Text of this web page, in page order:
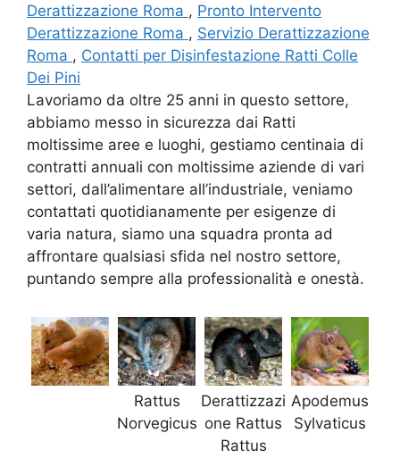
Derattizzazione Roma , Pronto Intervento
Derattizzazione Roma , Servizio Derattizzazione
Roma , Contatti per Disinfestazione Ratti Colle
Dei Pini
Lavoriamo da oltre 25 anni in questo settore,
abbiamo messo in sicurezza dai Ratti
moltissime aree e luoghi, gestiamo centinaia di
contratti annuali con moltissime aziende di vari
settori, dall’alimentare all’industriale, veniamo
contattati quotidianamente per esigenze di
varia natura, siamo una squadra pronta ad
affrontare qualsiasi sfida nel nostro settore,
puntando sempre alla professionalità e onestà.
Rattus
Norvegicus
Derattizzazi
one Rattus
Rattus
Apodemus
Sylvaticus